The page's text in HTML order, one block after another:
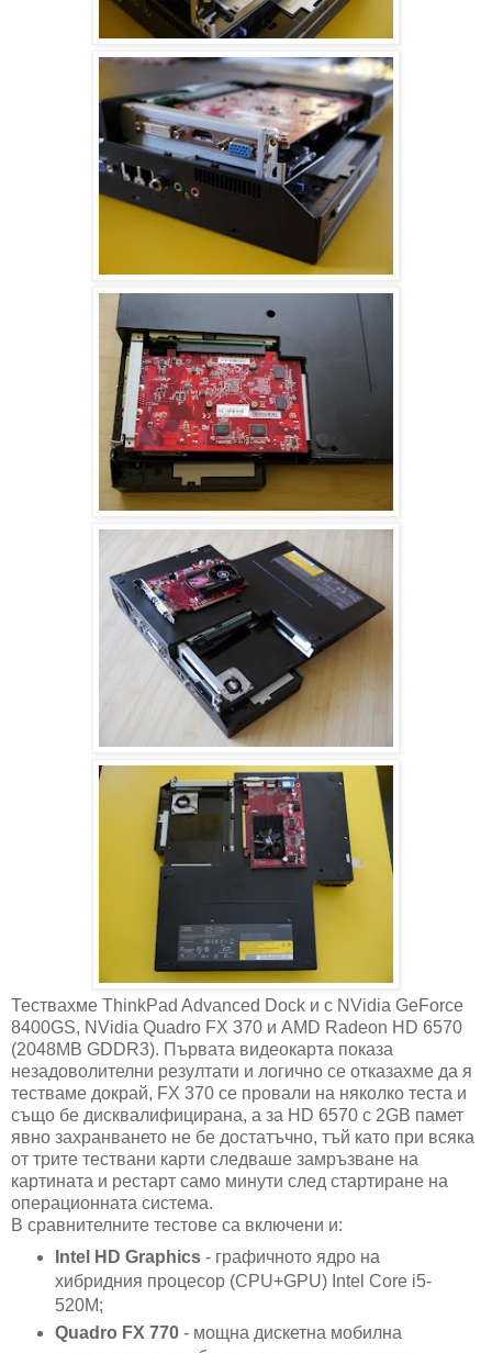
Тествахме ThinkPad Advanced Dock и с NVidia GeForce
8400GS, NVidia Quadro FX 370 и AMD Radeon HD 6570
(2048MB GDDR3). Първата видеокарта показа
незадоволителни резултати и логично се отказахме да я
тестваме докрай, FX 370 се провали на няколко теста и
също бе дисквалифицирана, а за HD 6570 с 2GB памет
явно захранването не бе достатъчно, тъй като при всяка
от трите тествани карти следваше замръзване на
картината и рестарт само минути след стартиране на
операционната система.
В сравнителните тестове са включени и:
Intel HD Graphics- графичното ядро на
хибридния процесор (CPU+GPU) Intel Core i5-
520M;
Quadro FX 770- мощна дискетна мобилна